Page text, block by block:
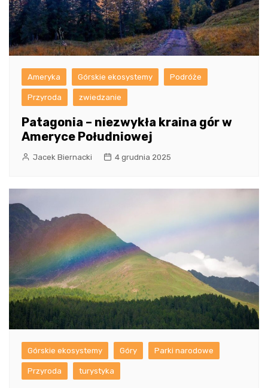
Ameryka Górskie ekosystemy Podróże
Przyroda zwiedzanie
Patagonia – niezwykła kraina gór w
Ameryce Południowej
Jacek Biernacki 4 grudnia 2025
Górskie ekosystemy Góry Parki narodowe
Przyroda turystyka